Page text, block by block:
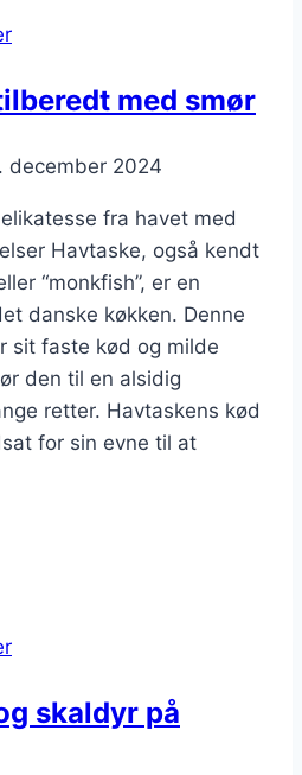
med smør
december 2024
fra havet med
Havtaske, også kendt
“monkfish”, er en
danske køkken. Denne
sit faste kød og milde
den til en alsidig
retter. Havtaskens kød
for sin evne til at
skaldyr på